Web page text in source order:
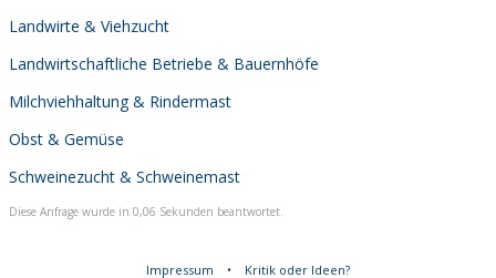
Landwirte & Viehzucht
Landwirtschaftliche Betriebe & Bauernhöfe
Milchviehhaltung & Rindermast
Obst & Gemüse
Schweinezucht & Schweinemast
Diese Anfrage wurde in 0,06 Sekunden beantwortet.
Impressum • Kritik oder Ideen?